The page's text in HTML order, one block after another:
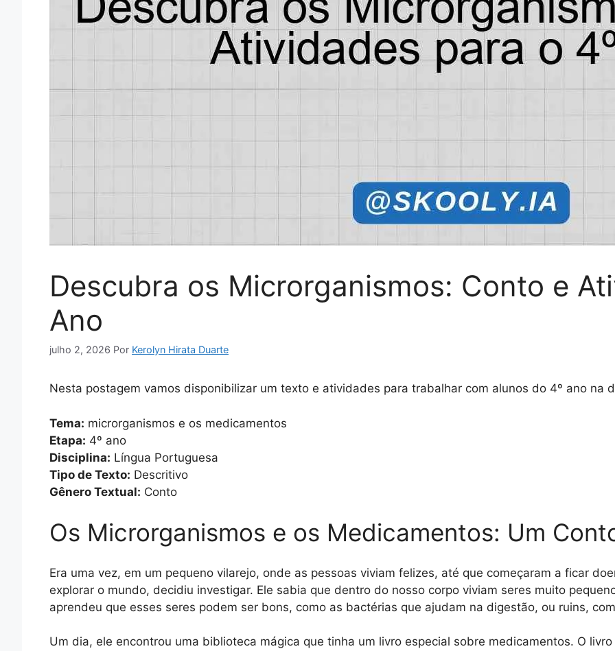
Descubra os Microrganismos: Conto e
Ano
julho 2, 2026 Por Kerolyn Hirata Duarte
Nesta postagem vamos disponibilizar um texto e atividades para trabalhar com alunos do 4º ano na
Tema: microrganismos e os medicamentos
Etapa: 4º ano
Disciplina: Língua Portuguesa
Tipo de Texto: Descritivo
Gênero Textual: Conto
Os Microrganismos e os Medicamentos: Um
Era uma vez, em um pequeno vilarejo, onde as pessoas viviam felizes, até que começaram a ficar
explorar o mundo, decidiu investigar. Ele sabia que dentro do nosso corpo viviam seres muito
aprendeu que esses seres podem ser bons, como as bactérias que ajudam na digestão, ou ruins,
Um dia, ele encontrou uma biblioteca mágica que tinha um livro especial sobre medicamentos. O